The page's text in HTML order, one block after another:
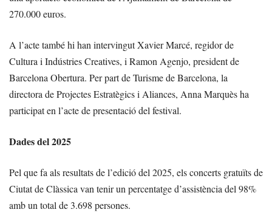
270.000 euros.
A l’acte també hi han intervingut Xavier Marcé, regidor de
Cultura i Indústries Creatives, i Ramon Agenjo, president de
Barcelona Obertura. Per part de Turisme de Barcelona, la
directora de Projectes Estratègics i Aliances, Anna Marquès ha
participat en l’acte de presentació del festival.
Dades del 2025
Pel que fa als resultats de l’edició del 2025, els concerts gratuïts de
Ciutat de Clàssica van tenir un percentatge d’assistència del 98%
amb un total de 3.698 persones.